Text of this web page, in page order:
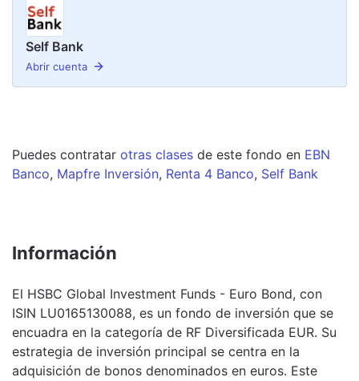
Self Bank
Abrir cuenta
Puedes contratar otras clases de este fondo en EBN
Banco, Mapfre Inversión, Renta 4 Banco, Self Bank
Información
El HSBC Global Investment Funds - Euro Bond, con
ISIN LU0165130088, es un fondo de inversión que se
encuadra en la categoría de RF Diversificada EUR. Su
estrategia de inversión principal se centra en la
adquisición de bonos denominados en euros. Este